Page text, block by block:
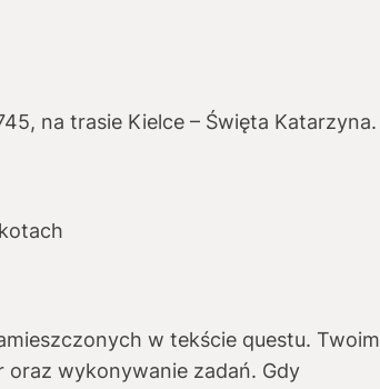
na trasie Kielce – Święta Katarzyna.
w tekście questu. Twoim
wykonywanie zadań. Gdy